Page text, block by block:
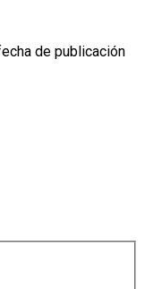
de publicación